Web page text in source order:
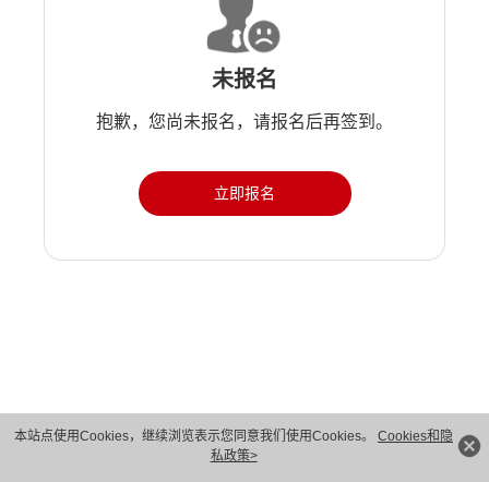
本站点使用Cookies，继续浏览表示您同意我们使用Cookies。 Cookies和隐
私政策>
未报名
抱歉，您尚未报名，请报名后再签到。
立即报名
版权所有 © 华为技术有限公司 1998-2026。 保留一切权利。粤A2-20044005号
隐私保护
法律声明